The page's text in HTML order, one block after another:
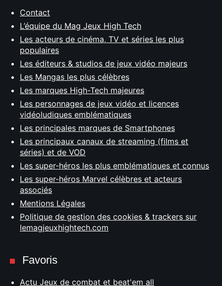
Contact
L’équipe du Mag Jeux High Tech
Les acteurs de cinéma, TV et séries les plus
populaires
Les éditeurs & studios de jeux vidéo majeurs
Les Mangas les plus célèbres
Les marques High-Tech majeures
Les personnages de jeux vidéo et licences
vidéoludiques emblématiques
Les principales marques de Smartphones
Les principaux canaux de streaming (films et
séries) et de VOD
Les super-héros les plus emblématiques et connus
Les super-héros Marvel célèbres et acteurs
associés
Mentions Légales
Politique de gestion des cookies & trackers sur
lemagjeuxhightech.com
Favoris
Actu Jeux de combat et beat'em all